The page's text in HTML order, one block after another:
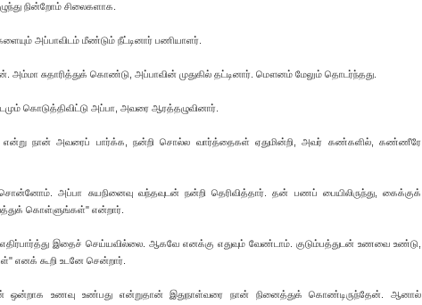
நின்றோம் சிலைகளாக.
அப்பாவிடம் மீண்டும் நீட்டினார் பணியாளர்.
சுதாரித்துக் கொண்டு, அப்பாவின் முதுகில் தட்டினார். மௌனம் மேலும் தொடர்ந்தது.
கொடுத்திவிட்டு அப்பா, அவரை ஆரத்தழுவினார்.
என்று நான் அவரைப் பார்க்க, நன்றி சொல்ல வார்த்தைகள் ஏதுமின்றி, அவர் கண்களில், கண்ணீரே
அப்பா சுயநினைவு வந்தவுடன் நன்றி தெரிவித்தார். தன் பணப் பையிலிருந்து, கைக்குக்
கொள்ளுங்கள்" என்றார்.
இதைச் செய்யவில்லை. ஆகவே எனக்கு எதுவும் வேண்டாம். குடும்பத்துடன் உணவை உண்டு,
எனக் கூறி உடனே சென்றார்.
ஒன்றாக உணவு உண்பது என்றுதான் இதுநாள்வரை நான் நினைத்துக் கொண்டிருந்தேன். ஆனால்